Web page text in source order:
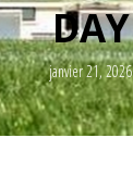
DAY
janvier 21, 2026